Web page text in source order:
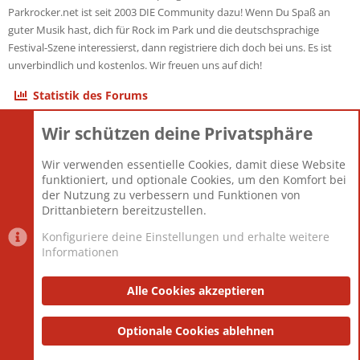
Parkrocker.net ist seit 2003 DIE Community dazu! Wenn Du Spaß an
guter Musik hast, dich für Rock im Park und die deutschsprachige
Festival-Szene interessierst, dann registriere dich doch bei uns. Es ist
unverbindlich und kostenlos. Wir freuen uns auf dich!
Statistik des Forums
Themen
Mitglieder
12.427
Neuestes Mitglied
Berlin
Datenschutzerklärung Impressum
Community platform by XenForo® © 2010-2025 XenForo Ltd.
and add-ons by ThemeHouse
Wir schützen deine Privatsphäre
Wir verwenden essentielle Cookies, damit diese Website
funktioniert, und optionale Cookies, um den Komfort bei
der Nutzung zu verbessern und Funktionen von
Drittanbietern bereitzustellen.
Konfiguriere deine Einstellungen und erhalte weitere
Informationen
Alle Cookies akzeptieren
Optionale Cookies ablehnen